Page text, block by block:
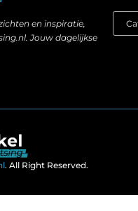
en inspiratie,
Jouw dagelijkse
. All Right Reserved.